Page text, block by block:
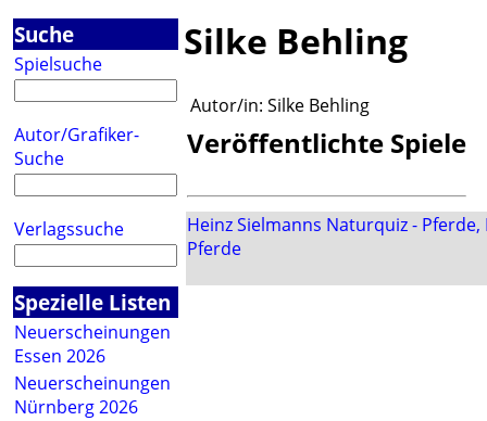
Suche
Spielsuche
Autor/Grafiker-
Suche
Verlagssuche
Spezielle Listen
Neuerscheinungen
Essen 2026
Neuerscheinungen
Nürnberg 2026
Silke Behling
Autor/in: Silke Behling
Veröffentlichte Spiele
Heinz Sielmanns Naturquiz - Pferde,
Pferde